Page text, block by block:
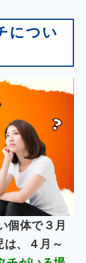
につい
個体で３月
は、４月～